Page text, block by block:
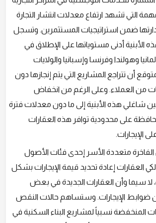
التي تشهد ارتفاع معدلات انتشار التجارة
ضمن استراتيجيات المستثمرين. وتسجل
أدنى مستوياتها على الإطلاق في
وهولندا وفرنسا وإسبانيا والولايات
أن تتراجع المشاريع التي يتم إنجازها دون
من العملاء. وعلى الرغم من انخفاض
شاغلي هذه الأبنية إلى ما دون معدلات فترة
المحافظة على محدودية توافر هذه العقارات
الإيجارات.
متعددة الأسر إحدى فئات الأصول
العقارات إعادة تحديد قيمة الإيجارات بشكل
لا سيما وأن العقارات الجديدة في بعض
ضوابط الإيجارات. وستساهم حالات النقص
المنخفضة نسبياً لمشاريع البناء السكنية في